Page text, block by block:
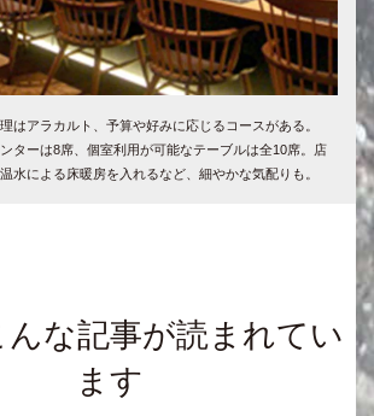
はアラカルト、予算や好みに応じるコースがある。
ターは8席、個室利用が可能なテーブルは全10席。店
水による床暖房を入れるなど、細やかな気配りも。
な記事が読まれてい
ます